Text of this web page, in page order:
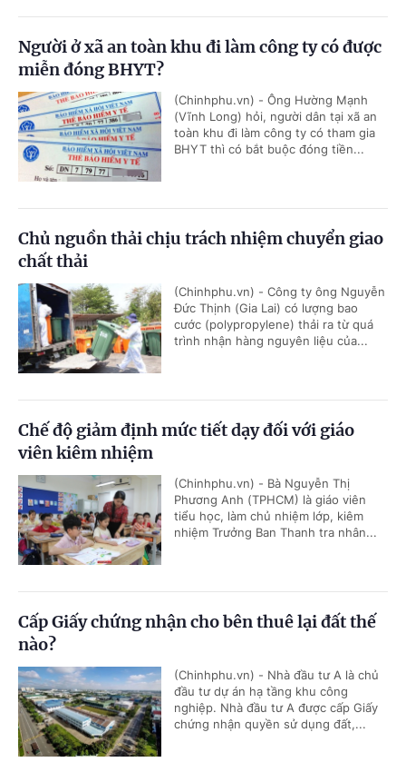
Người ở xã an toàn khu đi làm công ty có được
miễn đóng BHYT?
(Chinhphu.vn) - Ông Hường Mạnh
(Vĩnh Long) hỏi, người dân tại xã an
toàn khu đi làm công ty có tham gia
BHYT thì có bắt buộc đóng tiền...
Chủ nguồn thải chịu trách nhiệm chuyển giao
chất thải
(Chinhphu.vn) - Công ty ông Nguyễn
Đức Thịnh (Gia Lai) có lượng bao
cước (polypropylene) thải ra từ quá
trình nhận hàng nguyên liệu của...
Chế độ giảm định mức tiết dạy đối với giáo
viên kiêm nhiệm
(Chinhphu.vn) - Bà Nguyễn Thị
Phương Anh (TPHCM) là giáo viên
tiểu học, làm chủ nhiệm lớp, kiêm
nhiệm Trưởng Ban Thanh tra nhân...
Cấp Giấy chứng nhận cho bên thuê lại đất thế
nào?
(Chinhphu.vn) - Nhà đầu tư A là chủ
đầu tư dự án hạ tầng khu công
nghiệp. Nhà đầu tư A được cấp Giấy
chứng nhận quyền sử dụng đất,...